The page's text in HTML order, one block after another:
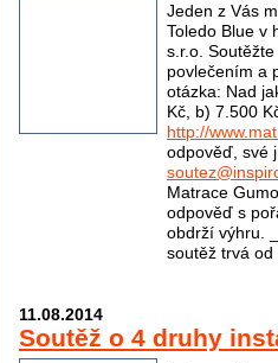
Jeden z Vás
Toledo Blue v
s.r.o.
povlečením a
otázka: Nad
Kč, b) 7.500
http://
odpověď, své
Matrace
odpověď s
obdrží výhru.
soutěž trvá
11.08.2014
Soutěž o 4 druhy